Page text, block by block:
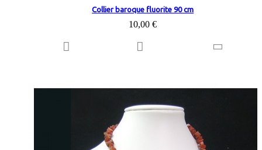
Collier baroque fluorite 90 cm
10,00 €